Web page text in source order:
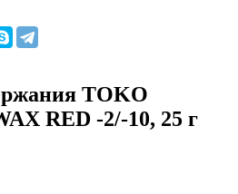
TOKO
RED -2/-10, 25 г